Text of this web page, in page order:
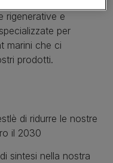
rigenerative e
per
marini che ci
prodotti.
di ridurre le nostre
il 2030
sintesi nella nostra